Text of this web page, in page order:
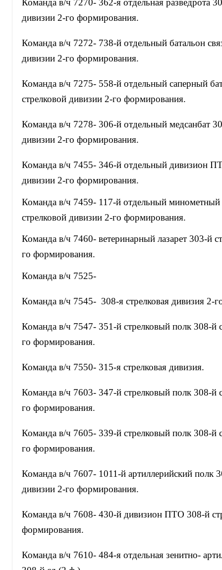
Команда в/ч 7270- 362-я отдельная разведрота
дивизии 2-го формирования.
Команда в/ч 7272- 738-й отдельный батальон
дивизии 2-го формирования.
Команда в/ч 7275- 558-й отдельный саперный
стрелковой дивизии 2-го формирования.
Команда в/ч 7278- 306-й отдельный медсанбат
дивизии 2-го формирования.
Команда в/ч 7455- 346-й отдельный дивизион
дивизии 2-го формирования.
Команда в/ч 7459- 117-й отдельный
стрелковой дивизии 2-го формирования.
Команда в/ч 7460- ветеринарный лазарет 303-й
го формирования.
Команда в/ч 7525-
Команда в/ч 7545- 308-я стрелковая дивизия 2-
Команда в/ч 7547- 351-й стрелковый полк 308-й
го формирования.
Команда в/ч 7550- 315-я стрелковая дивизия.
Команда в/ч 7603- 347-й стрелковый полк 308-й
го формирования.
Команда в/ч 7605- 339-й стрелковый полк 308-й
го формирования.
Команда в/ч 7607- 1011-й артиллерийский полк
дивизии 2-го формирования.
Команда в/ч 7608- 430-й дивизион ПТО 308-й
формирования.
Команда в/ч 7610- 484-я отдельная зенитно-